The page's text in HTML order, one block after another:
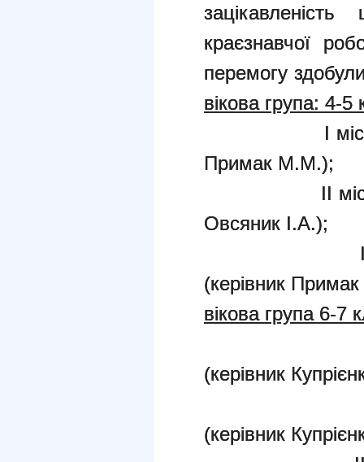
краєзнавчої
перемогу
вікова група: 4-5
І місце –
Примак М.М.);
ІІ місце –
Овсяник І.А.);
ІІІ місце
(керівник
вікова група 6-7
(керівник
(керівник